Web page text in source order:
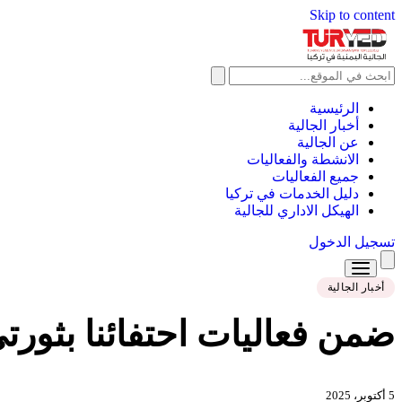
Skip to content
الرئيسية
أخبار الجالية
عن الجالية
الانشطة والفعاليات
جميع الفعاليات
دليل الخدمات في تركيا
الهيكل الاداري للجالية
تسجيل الدخول
الرئيسية
أخبار الجالية
أخبار الجالية
ضمن فعاليات احتفائنا بثورتي 26 سبتمبر و14
5 أكتوبر، 2025